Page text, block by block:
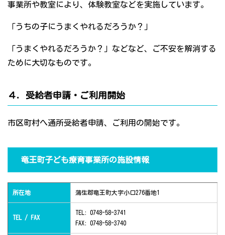
事業所や教室により、体験教室などを実施しています。
「うちの子にうまくやれるだろうか？」
「うまくやれるだろうか？」などなど、ご不安を解消する
ために大切なものです。
４．受給者申請・ご利用開始
市区町村へ通所受給者申請、ご利用の開始です。
竜王町子ども療育事業所の施設情報
所在地 蒲生郡竜王町大字小口276番地1
TEL / FAX
TEL: 0748-58-3741
FAX: 0748-58-3740